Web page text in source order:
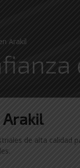
Arakil
Arakil
de alta calidad